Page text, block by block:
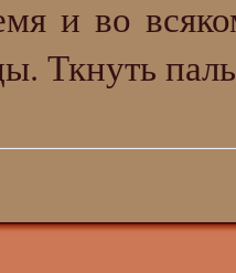
и во
Ткнуть